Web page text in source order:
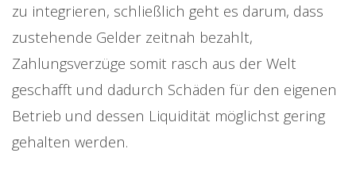
zu integrieren, schließlich geht es darum, dass
zustehende Gelder zeitnah bezahlt,
Zahlungsverzüge somit rasch aus der Welt
geschafft und dadurch Schäden für den eigenen
Betrieb und dessen Liquidität möglichst gering
gehalten werden.